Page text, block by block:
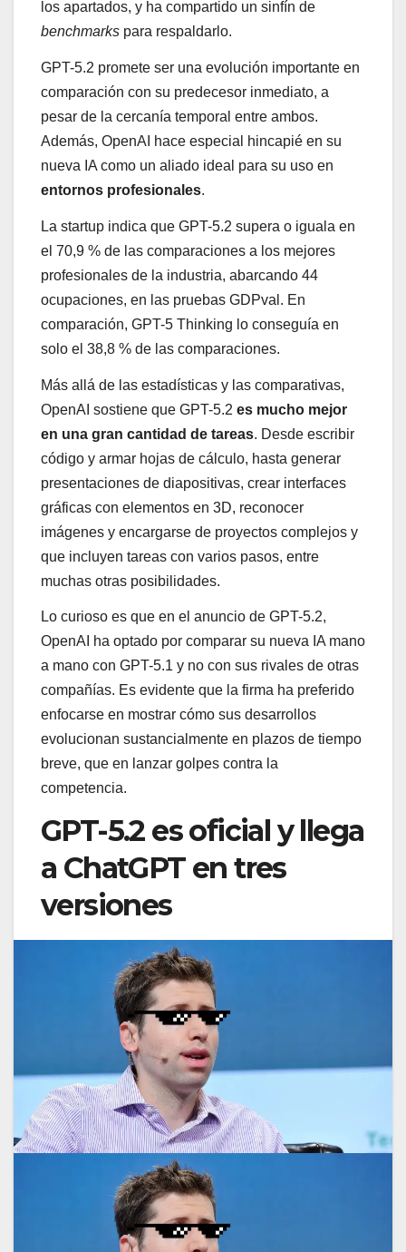
los apartados, y ha compartido un sinfín de
benchmarks para respaldarlo.
GPT-5.2 promete ser una evolución importante en
comparación con su predecesor inmediato, a
pesar de la cercanía temporal entre ambos.
Además, OpenAI hace especial hincapié en su
nueva IA como un aliado ideal para su uso en
entornos profesionales.
La startup indica que GPT-5.2 supera o iguala en
el 70,9 % de las comparaciones a los mejores
profesionales de la industria, abarcando 44
ocupaciones, en las pruebas GDPval. En
comparación, GPT-5 Thinking lo conseguía en
solo el 38,8 % de las comparaciones.
Más allá de las estadísticas y las comparativas,
OpenAI sostiene que GPT-5.2 es mucho mejor
en una gran cantidad de tareas. Desde escribir
código y armar hojas de cálculo, hasta generar
presentaciones de diapositivas, crear interfaces
gráficas con elementos en 3D, reconocer
imágenes y encargarse de proyectos complejos y
que incluyen tareas con varios pasos, entre
muchas otras posibilidades.
Lo curioso es que en el anuncio de GPT-5.2,
OpenAI ha optado por comparar su nueva IA mano
a mano con GPT-5.1 y no con sus rivales de otras
compañías. Es evidente que la firma ha preferido
enfocarse en mostrar cómo sus desarrollos
evolucionan sustancialmente en plazos de tiempo
breve, que en lanzar golpes contra la
competencia.
GPT-5.2 es oficial y llega
a ChatGPT en tres
versiones